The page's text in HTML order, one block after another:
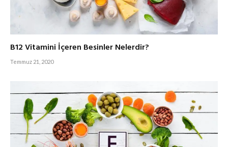
B12 Vitamini İçeren Besinler Nelerdir?
Temmuz 21, 2020